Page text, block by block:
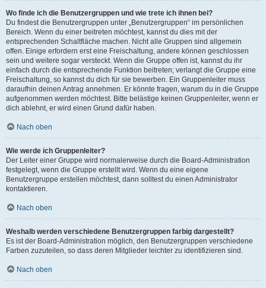
Wo finde ich die Benutzergruppen und wie trete ich ihnen bei?
Du findest die Benutzergruppen unter „Benutzergruppen“ im persönlichen
Bereich. Wenn du einer beitreten möchtest, kannst du dies mit der
entsprechenden Schaltfläche machen. Nicht alle Gruppen sind allgemein
offen. Einige erfordern erst eine Freischaltung, andere können geschlossen
sein und weitere sogar versteckt. Wenn die Gruppe offen ist, kannst du ihr
einfach durch die entsprechende Funktion beitreten; verlangt die Gruppe eine
Freischaltung, so kannst du dich für sie bewerben. Ein Gruppenleiter muss
daraufhin deinen Antrag annehmen. Er könnte fragen, warum du in die Gruppe
aufgenommen werden möchtest. Bitte belästige keinen Gruppenleiter, wenn er
dich ablehnt, er wird einen Grund dafür haben.
Nach oben
Wie werde ich Gruppenleiter?
Der Leiter einer Gruppe wird normalerweise durch die Board-Administration
festgelegt, wenn die Gruppe erstellt wird. Wenn du eine eigene
Benutzergruppe erstellen möchtest, dann solltest du einen Administrator
kontaktieren.
Nach oben
Weshalb werden verschiedene Benutzergruppen farbig dargestellt?
Es ist der Board-Administration möglich, den Benutzergruppen verschiedene
Farben zuzuteilen, so dass deren Mitglieder leichter zu identifizieren sind.
Nach oben